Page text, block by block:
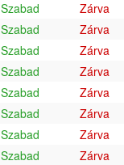
Szabad
Zárva
Szabad
Zárva
Szabad
Zárva
Szabad
Zárva
Szabad
Zárva
Szabad
Zárva
Szabad
Zárva
Szabad
Zárva